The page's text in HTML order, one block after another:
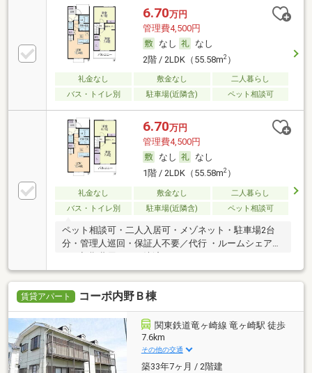
6.70万円
管理費4,500円
なし
なし
2階 / 2LDK（55.58m2）
礼金なし 敷金なし
二人暮らし
バス・トイレ別
駐車場(近隣含) ペット相談可
6.70万円
管理費4,500円
なし
なし
1階 / 2LDK（55.58m2）
礼金なし 敷金なし
二人暮らし
バス・トイレ別
駐車場(近隣含) ペット相談可
ペット相談可・二人入居可・メゾネット・駐車場2台
分・管理人巡回・保証人不要／代行 ・ルームシェア
可・初期費用カード決済可
賃貸アパート コーポ内野Ｂ棟
関東鉄道竜ヶ崎線 竜ヶ崎駅 徒歩
7.6km
その他の交通
築33年7ヶ月 / 2階建